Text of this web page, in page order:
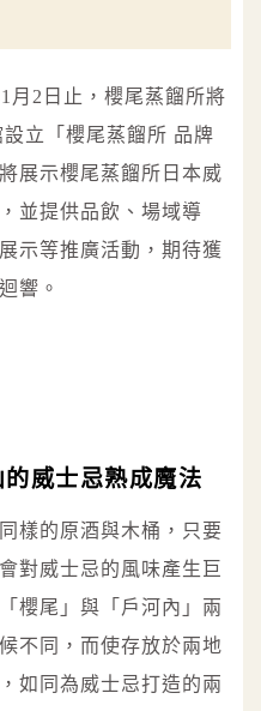
月2日止，櫻尾蒸餾所將
立「櫻尾蒸餾所 品牌
展示櫻尾蒸餾所日本威
並提供品飲、場域導
示等推廣活動，期待獲
響。
威士忌熟成魔法
樣的原酒與木桶，只要
對威士忌的風味產生巨
櫻尾」與「戶河內」兩
不同，而使存放於兩地
如同為威士忌打造的兩